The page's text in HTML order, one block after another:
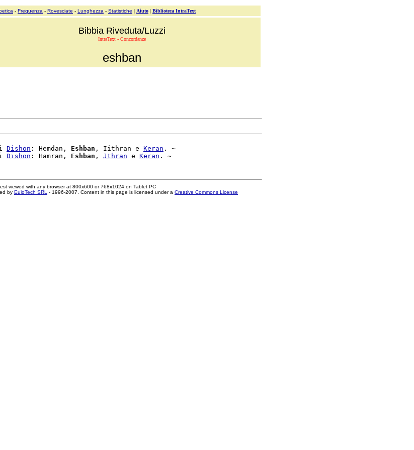
- Frequenza - Rovesciate - Lunghezza - Statistiche | Aiuto | Biblioteca IntraText
Bibbia Riveduta/Luzzi
IntraText - Concordanze
eshban
Dishon : Hemdan, Eshban , Iithran e Keran . ~
Dishon : Hamran, Eshban , Jthran e Keran
viewed with any browser at 800x600 or 768x1024 on Tablet PC
by EuloTech SRL - 1996-2007. Content in this page is licensed under a Creative Commons License